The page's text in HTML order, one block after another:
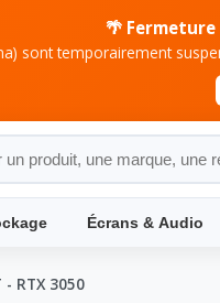
🌴
sont temporairement
Écrans & Audio
- RTX 3050